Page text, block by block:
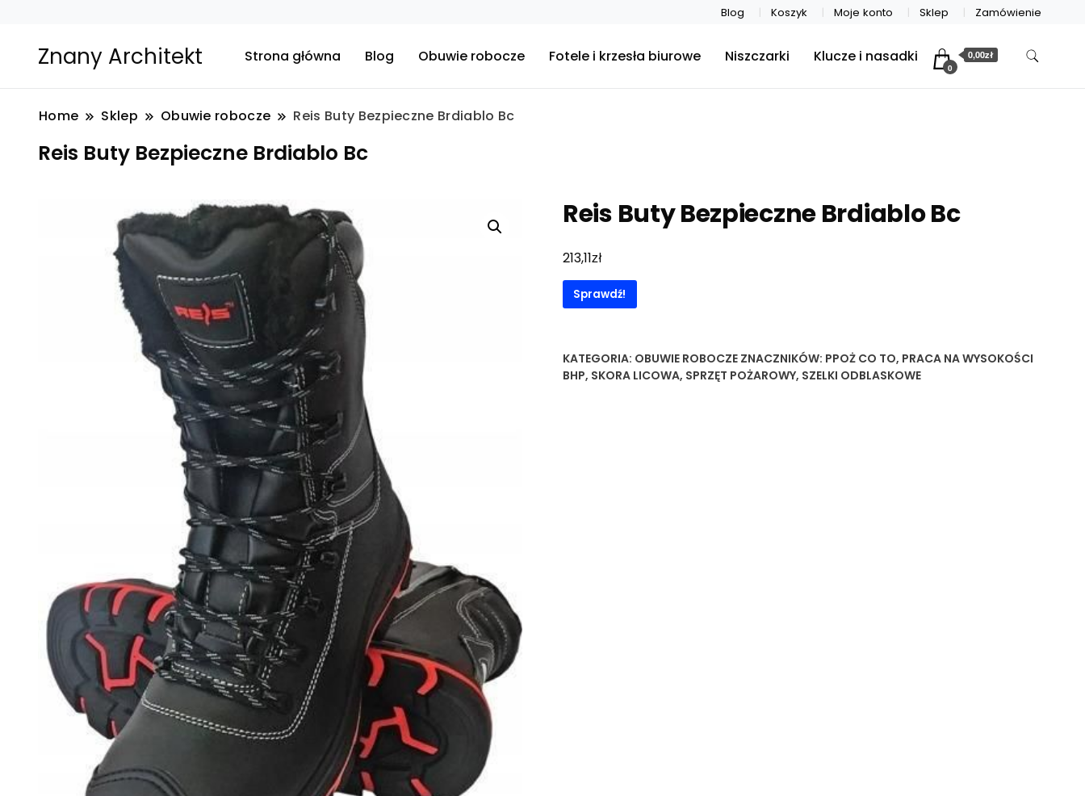
Blog Koszyk Moje konto Sklep Zamówienie
Znany Architekt Strona główna Blog Obuwie robocze Fotele i krzesła biurowe Niszczarki Klucze i nasadki
0
0,00zł
Home Sklep Obuwie robocze Reis Buty Bezpieczne Brdiablo Bc
Reis Buty Bezpieczne Brdiablo Bc
Reis Buty Bezpieczne Brdiablo Bc
213,11zł
Sprawdź!
KATEGORIA: OBUWIE ROBOCZE ZNACZNIKÓW: PPOŻ CO TO, PRACA NA WYSOKOŚCI
BHP, SKORA LICOWA, SPRZĘT POŻAROWY, SZELKI ODBLASKOWE